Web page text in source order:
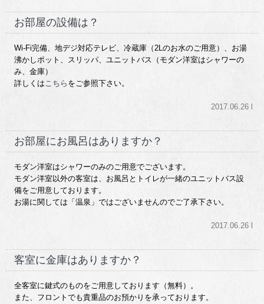
お部屋の設備は？
Wi-Fi完備、地デジ対応テレビ、冷蔵庫（2Lのお水のご用意）、お湯
沸かしポット、スリッパ、ユニットバス（モダン洋室はシャワーの
み、金庫）
詳しくはこちら をご参照下さい。
2017.06.26 l
お部屋にお風呂はありますか？
モダン洋室はシャワーのみのご用意でございます。
モダン洋室以外の客室は、お風呂とトイレが一緒のユニットバス設
備をご用意しております。
お湯に関しては「温泉」ではございませんのでご了承下さい。
2017.06.26 l
客室に金庫はありますか？
全客室に鍵式のものをご用意しております（無料）。
また、フロントでも貴重品のお預かりを承っております。